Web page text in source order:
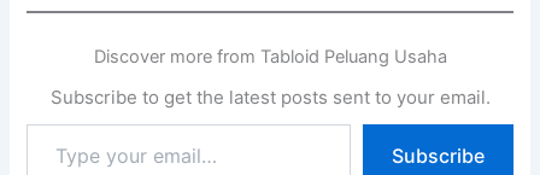
Discover more from Tabloid Peluang Usaha
Subscribe to get the latest posts sent to your email.
Subscribe